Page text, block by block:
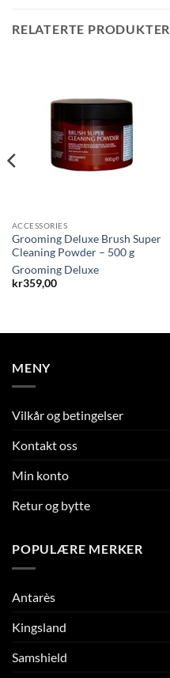
RELATERTE PRODUKTER
ACCESSORIES
Grooming Deluxe Brush Super
Cleaning Powder – 500 g
Grooming Deluxe
kr359,00
MENY
Vilkår og betingelser
Kontakt oss
Min konto
Retur og bytte
POPULÆRE MERKER
Antarès
Kingsland
Samshield